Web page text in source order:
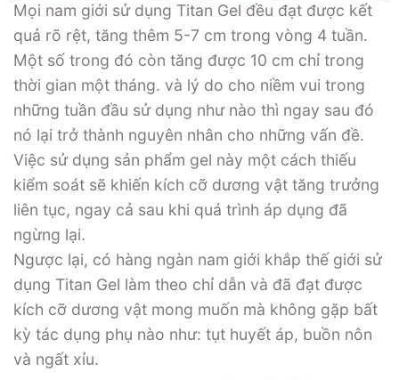
Mọi nam giới sử dụng Titan Gel đều đạt được kết
quả rõ rệt, tăng thêm 5-7 cm trong vòng 4 tuần.
Một số trong đó còn tăng được 10 cm chỉ trong
thời gian một tháng. và lý do cho niềm vui trong
những tuần đầu sử dụng như nào thì ngay sau đó
nó lại trở thành nguyên nhân cho những vấn đề.
Việc sử dụng sản phẩm gel này một cách thiếu
kiểm soát sẽ khiến kích cỡ dương vật tăng trưởng
liên tục, ngay cả sau khi quá trình áp dụng đã
ngừng lại.
Ngược lại, có hàng ngàn nam giới khắp thế giới sử
dụng Titan Gel làm theo chỉ dẫn và đã đạt được
kích cỡ dương vật mong muốn mà không gặp bất
kỳ tác dụng phụ nào như: tụt huyết áp, buồn nôn
và ngất xỉu.